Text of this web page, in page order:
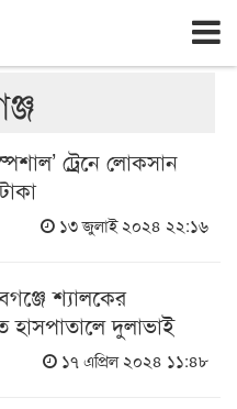
শ্রাবণ ১৪৩৩
ট্রেনে লোকসান
১৩ জুলাই ২০২৪ ২২:১৬
শ্যালকের
হাসপাতালে দুলাভাই
১৭ এপ্রিল ২০২৪ ১১:৪৮